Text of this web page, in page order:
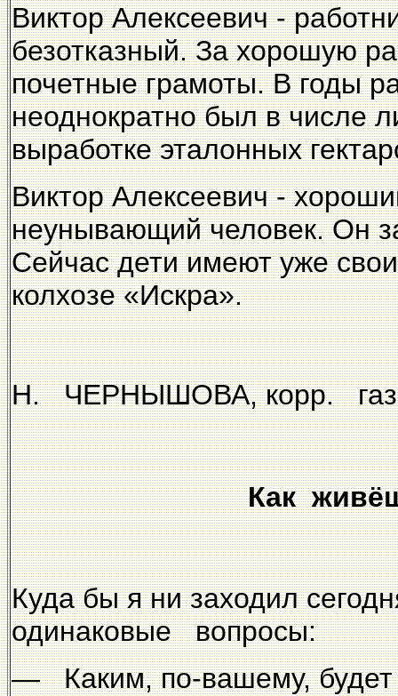
Виктор Алексеевич -
безотказный. За хорошую
почетные грамоты. В годы
неоднократно был в числе
выработке эталонных
Виктор Алексеевич -
неунывающий человек. Он
Сейчас дети имеют уже
колхозе «Искра».
Н. ЧЕРНЫШОВА, корр.
Как
Куда бы я ни заходил
одинаковые вопросы:
— Каким, по-вашему, будет